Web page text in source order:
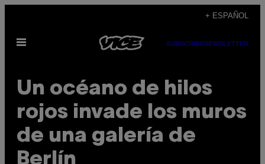
contenido
+ ESPAÑOL
Abrir
SUBSCRIBENEWSLETTER
Un océano de hilos
rojos invade los muros
de una galería de
Berlín